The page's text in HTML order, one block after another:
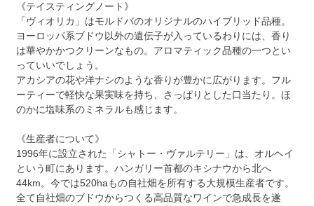
《テイスティングノート》
「ヴィオリカ」はモルドバのオリジナルのハイブリッド品種。
ヨーロッパ系ブドウ以外の遺伝子が入っているわりには、香り
は華やかかつクリーンなもの。アロマティック品種の一つとい
っていいでしょう。
アカシアの花や洋ナシのような香りが豊かに広がります。フル
ーティーで軽快な果実味を持ち、さっぱりとした口当たり。ほ
のかに塩味系のミネラルも感じます。
《生産者について》
1996年に設立された「シャトー・ヴァルテリー」は、オルヘイ
という町にあります。ハンガリー首都のキシナウから北へ
44km。今では520haもの自社畑を所有する大規模生産者です。
全て自社畑のブドウからつくる高品質なワインで急成長を遂